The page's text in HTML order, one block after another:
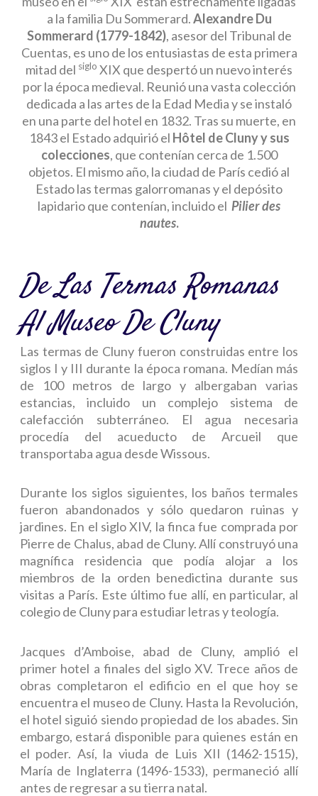
a la familia Du Sommerard.Alexandre Du
Sommerard (1779-1842), asesor del Tribunal de
Cuentas, es uno de los entusiastas de esta primera
mitad del siglo XIX que despertó un nuevo interés
por la época medieval. Reunió una vasta colección
dedicada a las artes de la Edad Media y se instaló
en una parte del hotel en 1832. Tras su muerte, en
1843 el Estado adquirió el Hôtel de Cluny y sus
colecciones, que contenían cerca de 1.500
objetos. El mismo año, la ciudad de París cedió al
Estado las termas galorromanas y el depósito
lapidario que contenían, incluido el Pilier des
nautes.
De Las Termas Romanas
Al Museo De Cluny
Las termas de Cluny fueron construidas entre los
siglos I y III durante la época romana. Medían más
de 100 metros de largo y albergaban varias
estancias, incluido un complejo sistema de
calefacción subterráneo. El agua necesaria
procedía del acueducto de Arcueil que
transportaba agua desde Wissous.
Durante los siglos siguientes, los baños termales
fueron abandonados y sólo quedaron ruinas y
jardines. En el siglo XIV, la finca fue comprada por
Pierre de Chalus, abad de Cluny. Allí construyó una
magnífica residencia que podía alojar a los
miembros de la orden benedictina durante sus
visitas a París. Este último fue allí, en particular, al
colegio de Cluny para estudiar letras y teología.
Jacques d’Amboise, abad de Cluny, amplió el
primer hotel a finales del siglo XV. Trece años de
obras completaron el edificio en el que hoy se
encuentra el museo de Cluny. Hasta la Revolución,
el hotel siguió siendo propiedad de los abades. Sin
embargo, estará disponible para quienes están en
el poder. Así, la viuda de Luis XII (1462-1515),
María de Inglaterra (1496-1533), permaneció allí
antes de regresar a su tierra natal.